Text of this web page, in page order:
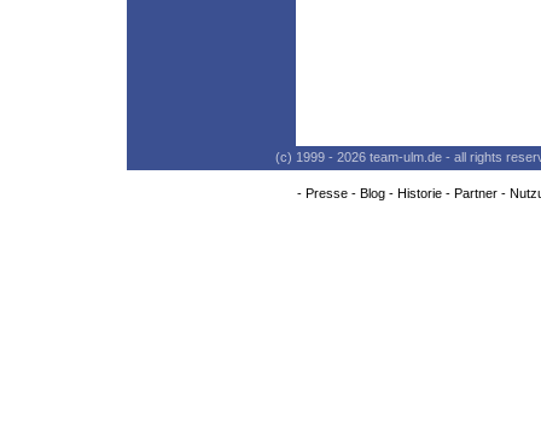
(c) 1999 - 2026 team-ulm.de - all rights
- Presse- Blog- Historie- Partner-